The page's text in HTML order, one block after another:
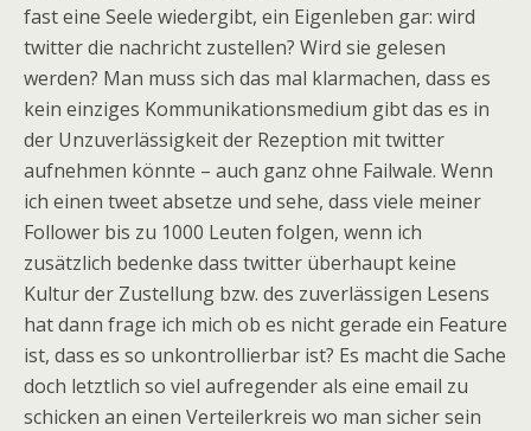
fast eine Seele wiedergibt, ein Eigenleben gar: wird
twitter die nachricht zustellen? Wird sie gelesen
werden? Man muss sich das mal klarmachen, dass es
kein einziges Kommunikationsmedium gibt das es in
der Unzuverlässigkeit der Rezeption mit twitter
aufnehmen könnte – auch ganz ohne Failwale. Wenn
ich einen tweet absetze und sehe, dass viele meiner
Follower bis zu 1000 Leuten folgen, wenn ich
zusätzlich bedenke dass twitter überhaupt keine
Kultur der Zustellung bzw. des zuverlässigen Lesens
hat dann frage ich mich ob es nicht gerade ein Feature
ist, dass es so unkontrollierbar ist? Es macht die Sache
doch letztlich so viel aufregender als eine email zu
schicken an einen Verteilerkreis wo man sicher sein